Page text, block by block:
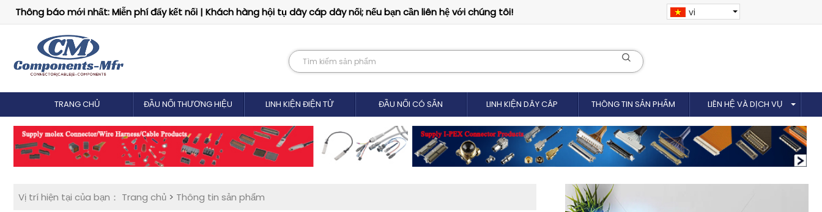
Thông báo mới nhất: Miễn phí đẩy kết nối | Khách hàng hội tụ dây cáp dây nối; nếu bạn cần liên hệ với chúng tôi! vi
TRANG CHỦ ĐẦU NỐI THƯƠNG HIỆU LINH KIỆN ĐIỆN TỬ ĐẦU NỐI CÓ SẴN LINH KIỆN DÂY CÁP THÔNG TIN SẢN PHẨM LIÊN HỆ VÀ DỊCH VỤ
Vị trí hiện tại của bạn： Trang chủ > Thông tin sản phẩm